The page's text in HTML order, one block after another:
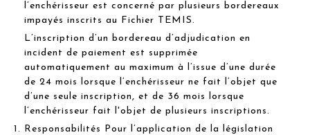
l’enchérisseur est concerné par plusieurs bordereaux
impayés inscrits au Fichier TEMIS.
L’inscription d’un bordereau d’adjudication en
incident de paiement est supprimée
automatiquement au maximum à l’issue d’une durée
de 24 mois lorsque l’enchérisseur ne fait l’objet que
d’une seule inscription, et de 36 mois lorsque
l’enchérisseur fait l'objet de plusieurs inscriptions.
Responsabilités Pour l’application de la législation